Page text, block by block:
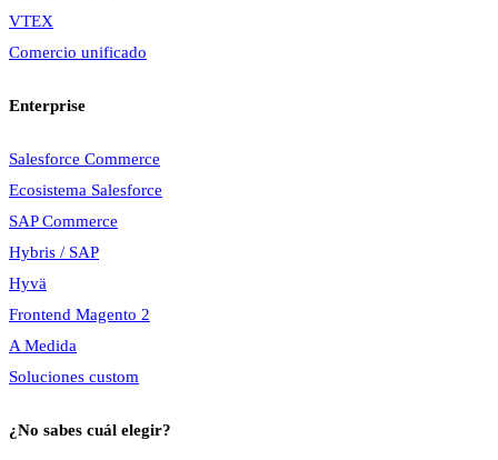
VTEX
Comercio unificado
Enterprise
Salesforce Commerce
Ecosistema Salesforce
SAP Commerce
Hybris / SAP
Hyvä
Frontend Magento 2
A Medida
Soluciones custom
¿No sabes cuál elegir?